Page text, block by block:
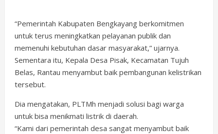
“Pemerintah Kabupaten Bengkayang berkomitmen
untuk terus meningkatkan pelayanan publik dan
memenuhi kebutuhan dasar masyarakat,” ujarnya.
Sementara itu, Kepala Desa Pisak, Kecamatan Tujuh
Belas, Rantau menyambut baik pembangunan kelistrikan
tersebut.
Dia mengatakan, PLTMh menjadi solusi bagi warga
untuk bisa menikmati listrik di daerah.
“Kami dari pemerintah desa sangat menyambut baik